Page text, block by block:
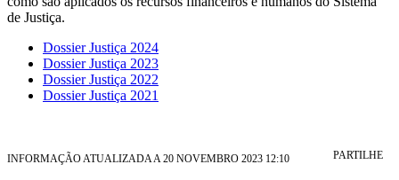
de Justiça.
Dossier Justiça 2024
Dossier Justiça 2023
Dossier Justiça 2022
Dossier Justiça 2021
INFORMAÇÃO ATUALIZADA A 20 NOVEMBRO 2023 12:10 PARTILHE